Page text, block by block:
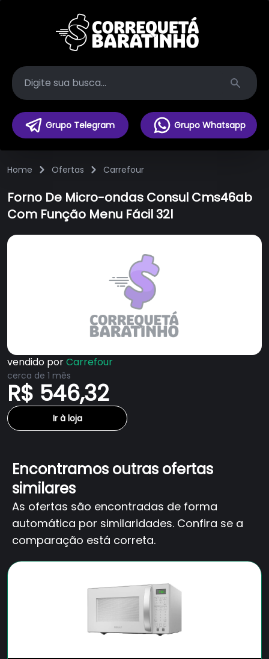
Search
Grupo Telegram Grupo Whatsapp
Home Ofertas Carrefour
Forno De Micro-ondas Consul Cms46ab
Com Função Menu Fácil 32l
vendido porCarrefour
cerca de 1 mês
R$ 546,32
Ir à loja
Encontramos outras ofertas
similares
As ofertas são encontradas de forma
automática por similaridades. Confira se a
comparação está correta.